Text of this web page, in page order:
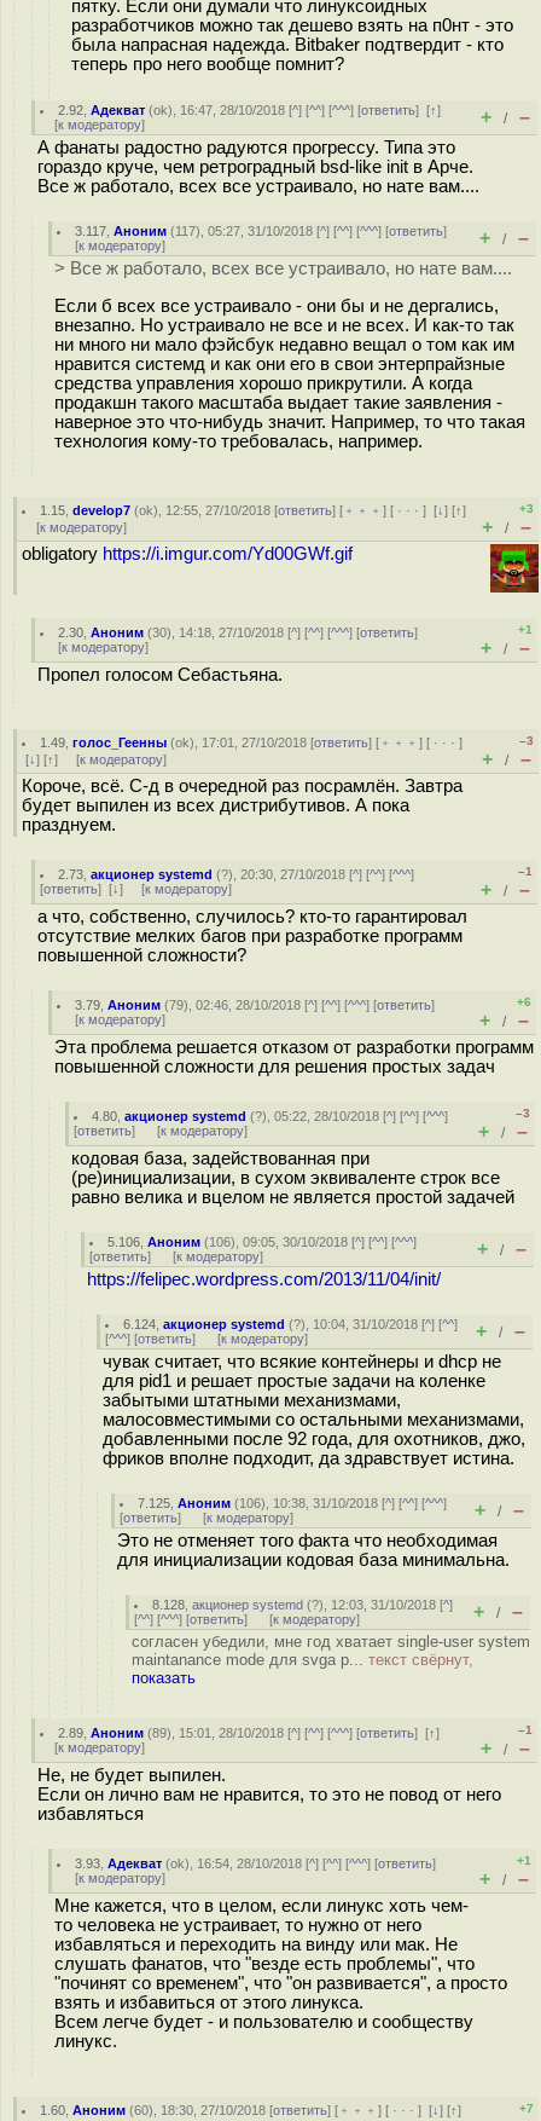
пятку. Если они думали что линуксоидных
разработчиков можно так дешево взять на п0нт - это
была напрасная надежда. Bitbaker подтвердит - кто
теперь про него вообще помнит?
2.92 ,Адекват (ok), 16:47, 28/10/2018 [^] [^^] [^^^] [ответить][↑]
[к модератору] + / –
А фанаты радостно радуются прогрессу. Типа это
гораздо круче, чем ретроградный bsd-like init в Арче.
Все ж работало, всех все устраивало, но нате вам....
3.117 ,Аноним (117), 05:27, 31/10/2018 [^] [^^] [^^^] [ответить]
[к модератору] + / –
> Все ж работало, всех все устраивало, но нате вам....
Если б всех все устраивало - они бы и не дергались,
внезапно. Но устраивало не все и не всех. И как-то так
ни много ни мало фэйсбук недавно вещал о том как им
нравится системд и как они его в свои энтерпрайзные
средства управления хорошо прикрутили. А когда
продакшн такого масштаба выдает такие заявления -
наверное это что-нибудь значит. Например, то что такая
технология кому-то требовалась, например.
1.15 ,develop7 (ok), 12:55, 27/10/2018 [ответить] [ ﹢﹢﹢] [ · · ·][↓] [↑]
[к модератору]
+3
+ / –
obligatory https://i.imgur.com/Yd00GWf.gif
2.30 ,Аноним (30), 14:18, 27/10/2018 [^] [^^] [^^^] [ответить]
[к модератору]
+1
+ / –
Пропел голосом Себастьяна.
1.49 ,голос_Геенны (ok), 17:01, 27/10/2018 [ответить] [ ﹢﹢﹢] [ · · ·]
[↓] [↑] [к модератору]
–3
+ / –
Короче, всё. С-д в очередной раз посрамлён. Завтра
будет выпилен из всех дистрибутивов. А пока
празднуем.
2.73 ,акционер systemd (?), 20:30, 27/10/2018 [^] [^^] [^^^]
[ответить] [↓] [к модератору]
–1
+ / –
а что, собственно, случилось? кто-то гарантировал
отсутствие мелких багов при разработке программ
повышенной сложности?
3.79 ,Аноним (79), 02:46, 28/10/2018 [^] [^^] [^^^] [ответить]
[к модератору]
+6
+ / –
Эта проблема решается отказом от разработки программ
повышенной сложности для решения простых задач
4.80 ,акционер systemd (?), 05:22, 28/10/2018 [^] [^^] [^^^]
[ответить] [к модератору]
–3
+ / –
кодовая база, задействованная при
(ре)инициализации, в сухом эквиваленте строк все
равно велика и вцелом не является простой задачей
5.106 ,Аноним (106), 09:05, 30/10/2018 [^] [^^] [^^^]
[ответить] [к модератору] + / –
https://felipec.wordpress.com/2013/11/04/init/
6.124 ,акционер systemd (?), 10:04, 31/10/2018 [^] [^^]
[^^^] [ответить] [к модератору] + / –
чувак считает, что всякие контейнеры и dhcp не
для pid1 и решает простые задачи на коленке
забытыми штатными механизмами,
малосовместимыми со остальными механизмами,
добавленными после 92 года, для охотников, джо,
фриков вполне подходит, да здравствует истина.
7.125 ,Аноним (106), 10:38, 31/10/2018 [^] [^^] [^^^]
[ответить] [к модератору] + / –
Это не отменяет того факта что необходимая
для инициализации кодовая база минимальна.
8.128 ,акционер systemd (?), 12:03, 31/10/2018 [^]
[^^] [^^^] [ответить] [к модератору] + / –
согласен убедили, мне год хватает single-user system
maintanance mode для svga р... текст свёрнут,
показать
2.89 ,Аноним (89), 15:01, 28/10/2018 [^] [^^] [^^^] [ответить][↑]
[к модератору]
–1
+ / –
Не, не будет выпилен.
Если он лично вам не нравится, то это не повод от него
избавляться
3.93 ,Адекват (ok), 16:54, 28/10/2018 [^] [^^] [^^^] [ответить]
[к модератору]
+1
+ / –
Мне кажется, что в целом, если линукс хоть чем-
то человека не устраивает, то нужно от него
избавляться и переходить на винду или мак. Не
слушать фанатов, что "везде есть проблемы", что
"починят со временем", что "он развивается", а просто
взять и избавиться от этого линукса.
Всем легче будет - и пользователю и сообществу
линукс.
1.60 ,Аноним (60), 18:30, 27/10/2018 [ответить] [ ﹢﹢﹢] [ · · ·][↓] [↑]
+7